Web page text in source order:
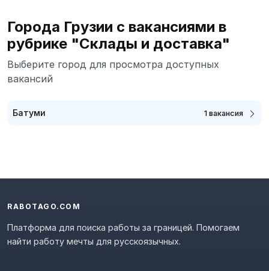
Города Грузии с вакансиями в
рубрике "Склады и доставка"
Выберите город для просмотра доступных
вакансий
Батуми 1 вакансия
RABOTAGO.COM
Платформа для поиска работы за границей. Помогаем
найти работу мечты для русскоязычных.